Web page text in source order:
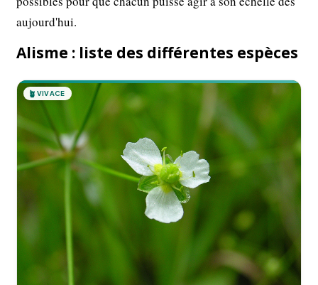
aujourd'hui.
Alisme : liste des différentes espèces
🪴 VIVACE